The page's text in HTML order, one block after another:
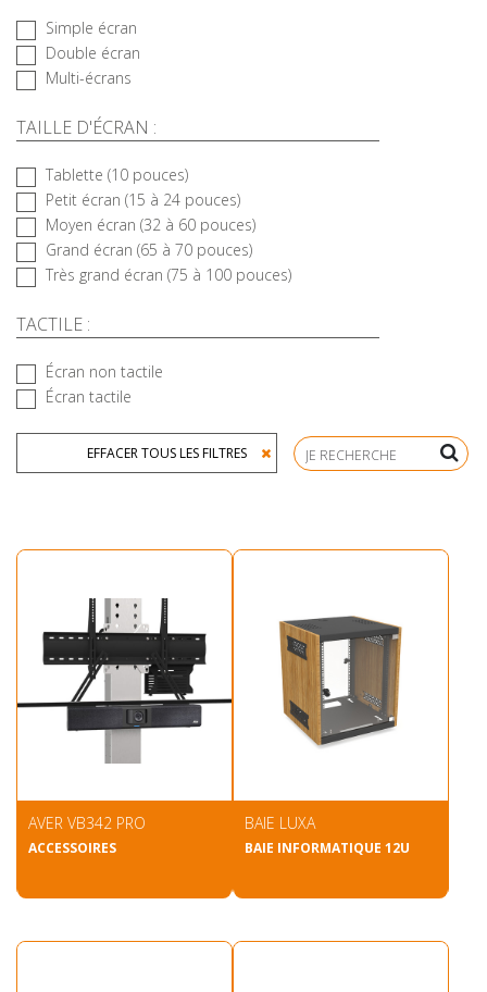
Simple écran
Double écran
Multi-écrans
TAILLE D'ÉCRAN :
Tablette (10 pouces)
Petit écran (15 à 24 pouces)
Moyen écran (32 à 60 pouces)
Grand écran (65 à 70 pouces)
Très grand écran (75 à 100 pouces)
TACTILE :
Écran non tactile
Écran tactile
EFFACER TOUS LES FILTRES
AVER VB342 PRO
ACCESSOIRES
BAIE LUXA
BAIE INFORMATIQUE 12U